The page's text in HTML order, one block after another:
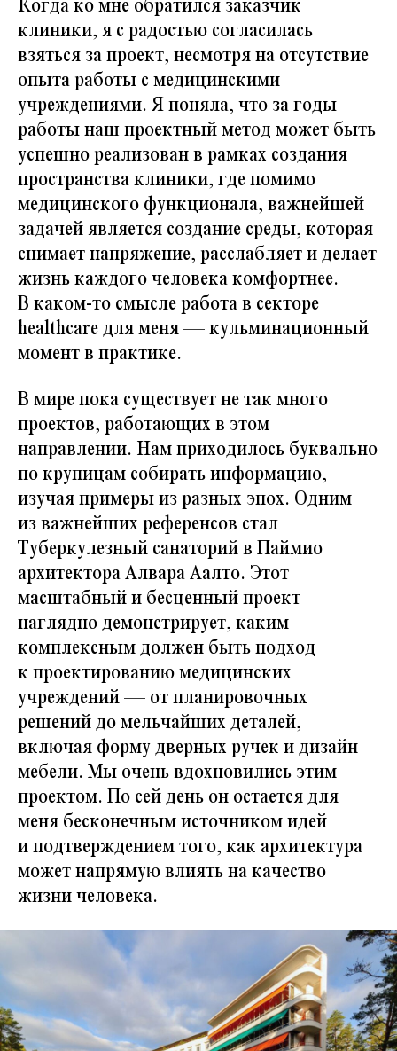
Когда ко мне обратился заказчик
клиники, я с радостью согласилась
взяться за проект, несмотря на отсутствие
опыта работы с медицинскими
учреждениями. Я поняла, что за годы
работы наш проектный метод может быть
успешно реализован в рамках создания
пространства клиники, где помимо
медицинского функционала, важнейшей
задачей является создание среды, которая
снимает напряжение, расслабляет и делает
жизнь каждого человека комфортнее.
В каком-то смысле работа в секторе
healthcare для меня — кульминационный
момент в практике.
В мире пока существует не так много
проектов, работающих в этом
направлении. Нам приходилось буквально
по крупицам собирать информацию,
изучая примеры из разных эпох. Одним
из важнейших референсов стал
Туберкулезный санаторий в Паймио
архитектора Алвара Аалто. Этот
масштабный и бесценный проект
наглядно демонстрирует, каким
комплексным должен быть подход
к проектированию медицинских
учреждений — от планировочных
решений до мельчайших деталей,
включая форму дверных ручек и дизайн
мебели. Мы очень вдохновились этим
проектом. По сей день он остается для
меня бесконечным источником идей
и подтверждением того, как архитектура
может напрямую влиять на качество
жизни человека.